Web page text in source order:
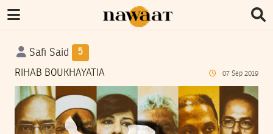
Safi Said 5
RIHAB BOUKHAYATIA 07 Sep 2019